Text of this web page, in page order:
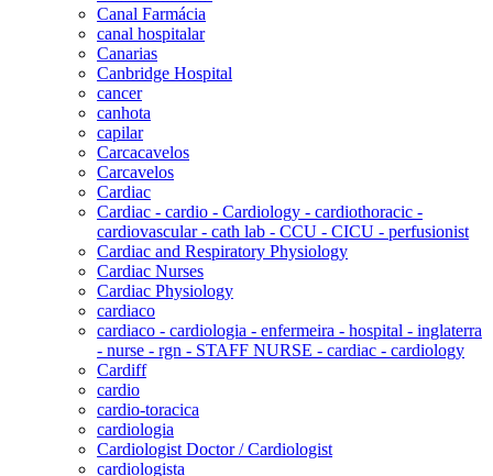
Canal Farmácia
canal hospitalar
Canarias
Canbridge Hospital
cancer
canhota
capilar
Carcacavelos
Carcavelos
Cardiac
Cardiac - cardio - Cardiology - cardiothoracic -
cardiovascular - cath lab - CCU - CICU - perfusionist
Cardiac and Respiratory Physiology
Cardiac Nurses
Cardiac Physiology
cardiaco
cardiaco - cardiologia - enfermeira - hospital - inglaterra
- nurse - rgn - STAFF NURSE - cardiac - cardiology
Cardiff
cardio
cardio-toracica
cardiologia
Cardiologist Doctor / Cardiologist
cardiologista